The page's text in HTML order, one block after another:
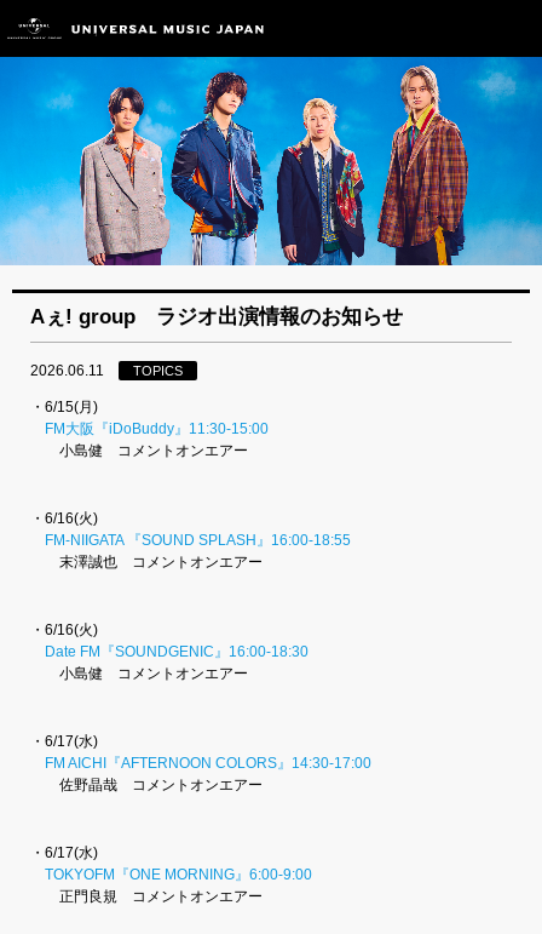
Aぇ! group ラジオ出演情報のお知らせ
2026.06.11 TOPICS
・6/15(月)
FM大阪『iDoBuddy』11:30-15:00
小島健 コメントオンエアー
・6/16(火)
FM-NIIGATA 『SOUND SPLASH』16:00-18:55
末澤誠也 コメントオンエアー
・6/16(火)
Date FM『SOUNDGENIC』16:00-18:30
小島健 コメントオンエアー
・6/17(水)
FM AICHI『AFTERNOON COLORS』14:30-17:00
佐野晶哉 コメントオンエアー
・6/17(水)
TOKYOFM『ONE MORNING』6:00-9:00
正門良規 コメントオンエアー